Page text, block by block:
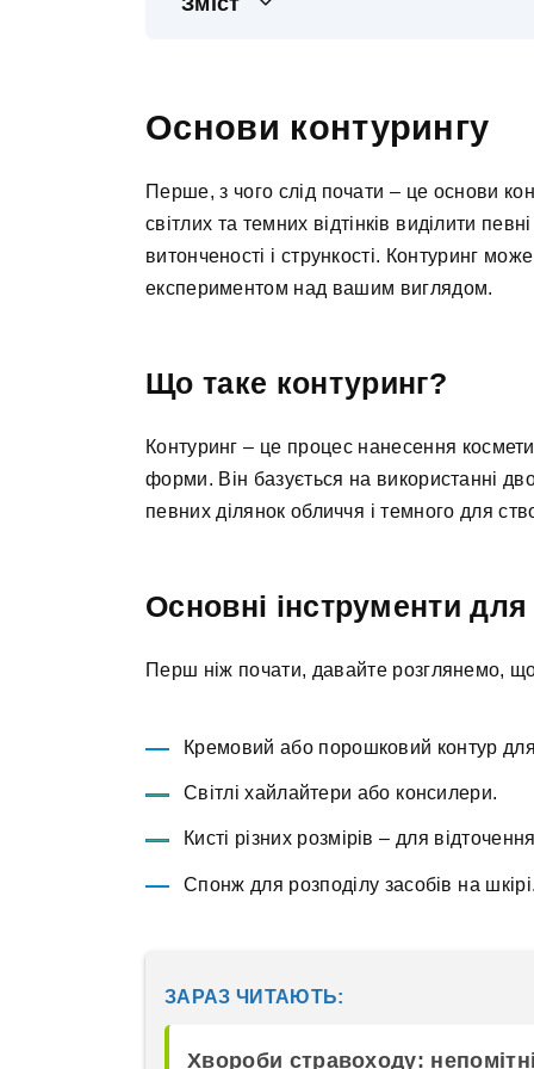
Основи контурингу
Перше, з чого слід почати – це основи
світлих та темних відтінків виділити
витонченості і стрункості. Контуринг
експериментом над вашим виглядом.
Що таке контуринг?
Контуринг – це процес нанесення
форми. Він базується на використанні
певних ділянок обличчя і темного для
Основні інструменти
Перш ніж почати, давайте розглянемо,
Кремовий або порошковий контур
Світлі хайлайтери або консилери.
Кисті різних розмірів – для
Спонж для розподілу засобів на
ЗАРАЗ ЧИТАЮТЬ:
Хвороби стравоходу: